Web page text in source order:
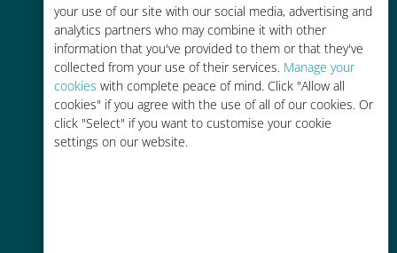
your use of our site with our social media, advertising and
analytics partners who may combine it with other
information that you've provided to them or that they've
collected from your use of their services. Manage your
cookies with complete peace of mind. Click "Allow all
cookies" if you agree with the use of all of our cookies. Or
click "Select" if you want to customise your cookie
settings on our website.
かんたん追加購入
Wi-Fiやデータ残量がなくても、
Ubigiアプリでデータの追加購入が
可能